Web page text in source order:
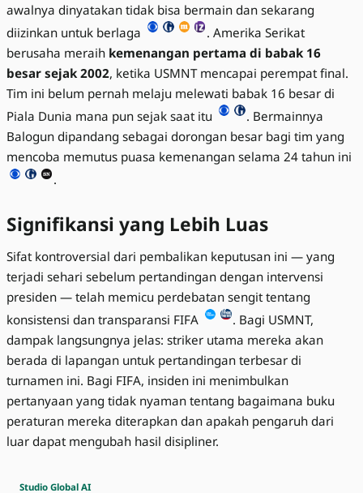
awalnya dinyatakan tidak bisa bermain dan sekarang
diizinkan untuk berlaga
. Amerika Serikat
berusaha meraih kemenangan pertama di babak 16
besar sejak 2002, ketika USMNT mencapai perempat final.
Tim ini belum pernah melaju melewati babak 16 besar di
Piala Dunia mana pun sejak saat itu
. Bermainnya
Balogun dipandang sebagai dorongan besar bagi tim yang
mencoba memutus puasa kemenangan selama 24 tahun ini
.
Signifikansi yang Lebih Luas
Sifat kontroversial dari pembalikan keputusan ini — yang
terjadi sehari sebelum pertandingan dengan intervensi
presiden — telah memicu perdebatan sengit tentang
konsistensi dan transparansi FIFA
. Bagi USMNT,
dampak langsungnya jelas: striker utama mereka akan
berada di lapangan untuk pertandingan terbesar di
turnamen ini. Bagi FIFA, insiden ini menimbulkan
pertanyaan yang tidak nyaman tentang bagaimana buku
peraturan mereka diterapkan dan apakah pengaruh dari
luar dapat mengubah hasil disipliner.
Studio Global AI